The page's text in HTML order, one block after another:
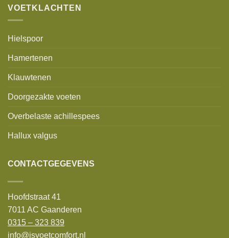
VOETKLACHTEN
Hielspoor
Hamertenen
Klauwtenen
Doorgezakte voeten
Overbelaste achillespees
Hallux valgus
CONTACTGEGEVENS
Hoofdstraat 41
7011 AC Gaanderen
0315 – 323 839
info@jsvoetcomfort.nl